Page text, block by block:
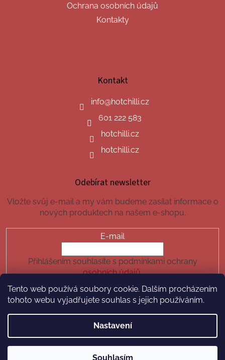
Tento web používá soubory cookie. Dalším procházením
tohoto webu vyjadřujete souhlas s jejich používáním.
Nastavení
Souhlasím
Ochrana osobních údajů
Kontakty
Kontakt
info@hotchilli.cz
601 222 583
hotchilli.cz
hotchilli.cz
Odebírat newsletter
Vložte svůj e-mail a my vám budeme zasílat informace o
nových produktech na našem e-shopu.
E-mail
Přihlášením souhlasíte s podmínkami ochrany
osobních údajů.
PŘIHLÁSIT SE